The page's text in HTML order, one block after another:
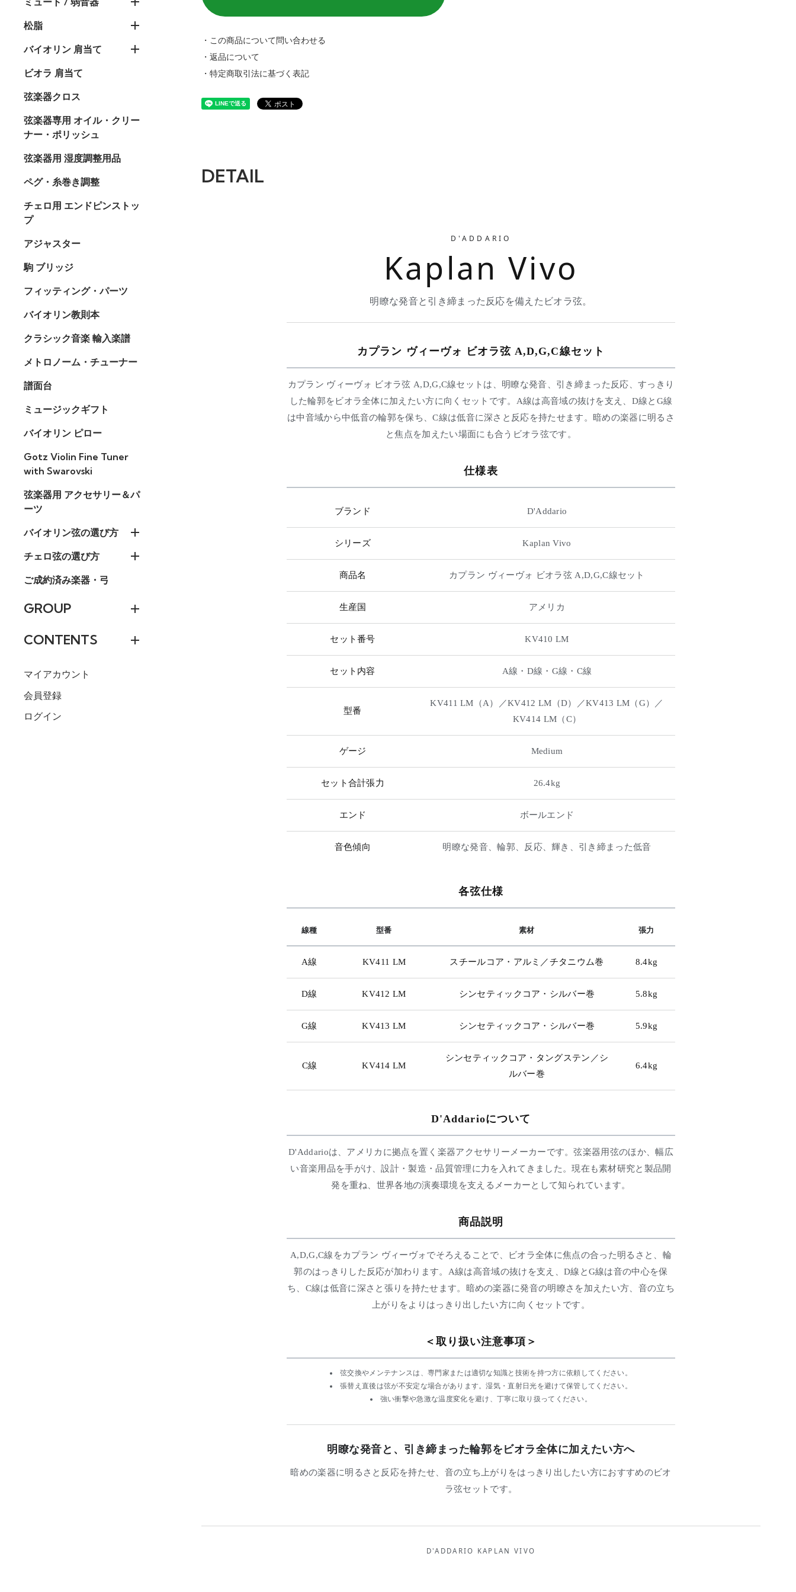
松脂
バイオリン 肩当て
ビオラ 肩当て
弦楽器クロス
弦楽器専用 オイル・クリー
ナー・ポリッシュ
弦楽器用 湿度調整用品
ペグ・糸巻き調整
チェロ用 エンドピンストッ
プ
アジャスター
駒 ブリッジ
フィッティング・パーツ
バイオリン教則本
クラシック音楽 輸入楽譜
メトロノーム・チューナー
譜面台
ミュージックギフト
バイオリン ピロー
Gotz Violin Fine Tuner
with Swarovski
弦楽器用 アクセサリー＆パ
ーツ
バイオリン弦の選び方
チェロ弦の選び方
ご成約済み楽器・弓
GROUP
CONTENTS
マイアカウント
会員登録
ログイン
・この商品について問い合わせる
・返品について
・特定商取引法に基づく表記
DETAIL
D'ADDARIO
Kaplan Vivo
明瞭な発音と引き締まった反応を備えたビオラ弦。
カプラン ヴィーヴォ ビオラ弦 A,D,G,C線セット
カプラン ヴィーヴォ ビオラ弦 A,D,G,C線セットは、明瞭な発音、引き締まった反応、すっきり
した輪郭をビオラ全体に加えたい方に向くセットです。A線は高音域の抜けを支え、D線とG線
は中音域から中低音の輪郭を保ち、C線は低音に深さと反応を持たせます。暗めの楽器に明るさ
と焦点を加えたい場面にも合うビオラ弦です。
仕様表
ブランド D'Addario
シリーズ Kaplan Vivo
商品名 カプラン ヴィーヴォ ビオラ弦 A,D,G,C線セット
生産国 アメリカ
セット番号 KV410 LM
セット内容 A線・D線・G線・C線
型番
KV411 LM（A）／KV412 LM（D）／KV413 LM（G）／
KV414 LM（C）
ゲージ Medium
セット合計張力 26.4kg
エンド ボールエンド
音色傾向 明瞭な発音、輪郭、反応、輝き、引き締まった低音
各弦仕様
線種 型番 素材 張力
A線 KV411 LM スチールコア・アルミ／チタニウム巻 8.4kg
D線 KV412 LM シンセティックコア・シルバー巻 5.8kg
G線 KV413 LM シンセティックコア・シルバー巻 5.9kg
C線 KV414 LM
シンセティックコア・タングステン／シ
ルバー巻
6.4kg
D'Addarioについて
D'Addarioは、アメリカに拠点を置く楽器アクセサリーメーカーです。弦楽器用弦のほか、幅広
い音楽用品を手がけ、設計・製造・品質管理に力を入れてきました。現在も素材研究と製品開
発を重ね、世界各地の演奏環境を支えるメーカーとして知られています。
商品説明
A,D,G,C線をカプラン ヴィーヴォでそろえることで、ビオラ全体に焦点の合った明るさと、輪
郭のはっきりした反応が加わります。A線は高音域の抜けを支え、D線とG線は音の中心を保
ち、C線は低音に深さと張りを持たせます。暗めの楽器に発音の明瞭さを加えたい方、音の立ち
上がりをよりはっきり出したい方に向くセットです。
＜取り扱い注意事項＞
弦交換やメンテナンスは、専門家または適切な知識と技術を持つ方に依頼してください。
張替え直後は弦が不安定な場合があります。湿気・直射日光を避けて保管してください。
強い衝撃や急激な温度変化を避け、丁寧に取り扱ってください。
明瞭な発音と、引き締まった輪郭をビオラ全体に加えたい方へ
暗めの楽器に明るさと反応を持たせ、音の立ち上がりをはっきり出したい方におすすめのビオ
ラ弦セットです。
D'ADDARIO KAPLAN VIVO